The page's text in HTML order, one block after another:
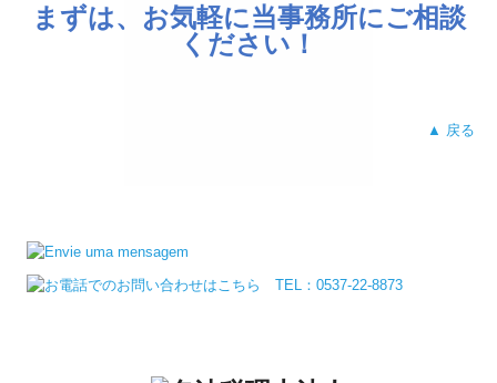
まずは、お気軽に当事務所にご相談
ください！
▲ 戻る